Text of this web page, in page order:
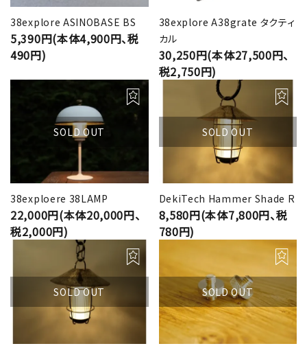
38explore ASINOBASE BS
5,390円(本体4,900円、税
490円)
38explore A38grate タクティ
カル
30,250円(本体27,500円、
税2,750円)
SOLD OUT
38exploere 38LAMP
22,000円(本体20,000円、
税2,000円)
SOLD OUT
DekiTech Hammer Shade R
8,580円(本体7,800円、税
780円)
SOLD OUT SOLD OUT